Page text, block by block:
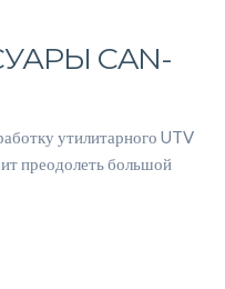
CAN-
утилитарного UTV
преодолеть большой